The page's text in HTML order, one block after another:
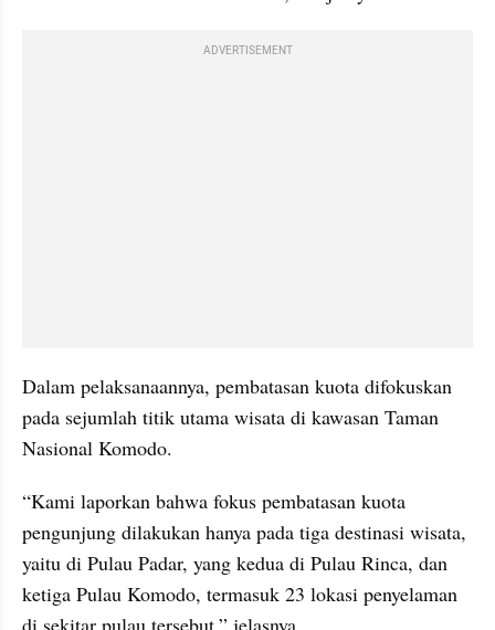
ADVERTISEMENT
Dalam pelaksanaannya, pembatasan kuota difokuskan
pada sejumlah titik utama wisata di kawasan Taman
Nasional Komodo.
“Kami laporkan bahwa fokus pembatasan kuota
pengunjung dilakukan hanya pada tiga destinasi wisata,
yaitu di Pulau Padar, yang kedua di Pulau Rinca, dan
ketiga Pulau Komodo, termasuk 23 lokasi penyelaman
di sekitar pulau tersebut,” jelasnya.